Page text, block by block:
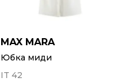
MAX MARA
Юбка миди
IT 42